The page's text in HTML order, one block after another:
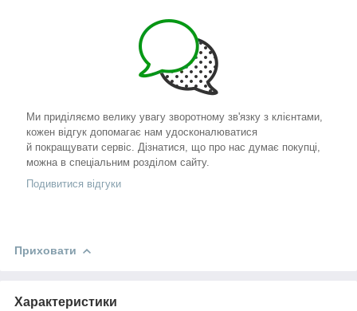
Ми приділяємо велику увагу зворотному зв'язку з клієнтами,
кожен відгук допомагає нам удосконалюватися
й покращувати сервіс. Дізнатися, що про нас думає покупці,
можна в спеціальним розділом сайту.
Подивитися відгуки
Приховати
Характеристики